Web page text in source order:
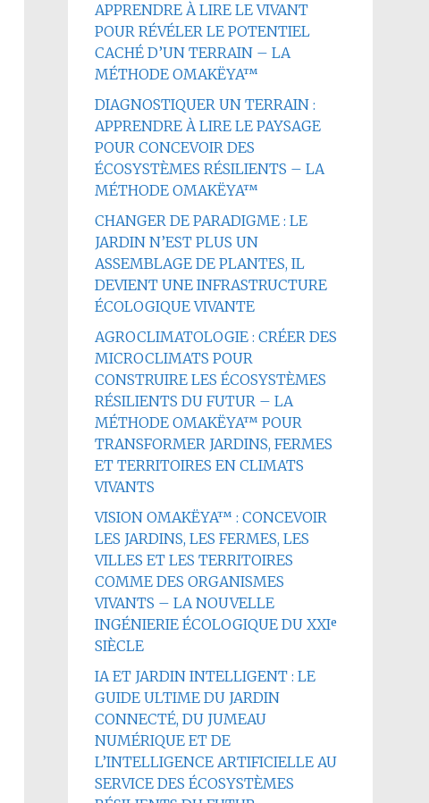
APPRENDRE À LIRE LE VIVANT
POUR RÉVÉLER LE POTENTIEL
CACHÉ D’UN TERRAIN – LA
MÉTHODE OMAKËYA™
DIAGNOSTIQUER UN TERRAIN :
APPRENDRE À LIRE LE PAYSAGE
POUR CONCEVOIR DES
ÉCOSYSTÈMES RÉSILIENTS – LA
MÉTHODE OMAKËYA™
CHANGER DE PARADIGME : LE
JARDIN N’EST PLUS UN
ASSEMBLAGE DE PLANTES, IL
DEVIENT UNE INFRASTRUCTURE
ÉCOLOGIQUE VIVANTE
AGROCLIMATOLOGIE : CRÉER DES
MICROCLIMATS POUR
CONSTRUIRE LES ÉCOSYSTÈMES
RÉSILIENTS DU FUTUR – LA
MÉTHODE OMAKËYA™ POUR
TRANSFORMER JARDINS, FERMES
ET TERRITOIRES EN CLIMATS
VIVANTS
VISION OMAKËYA™ : CONCEVOIR
LES JARDINS, LES FERMES, LES
VILLES ET LES TERRITOIRES
COMME DES ORGANISMES
VIVANTS – LA NOUVELLE
INGÉNIERIE ÉCOLOGIQUE DU XXIᵉ
SIÈCLE
IA ET JARDIN INTELLIGENT : LE
GUIDE ULTIME DU JARDIN
CONNECTÉ, DU JUMEAU
NUMÉRIQUE ET DE
L’INTELLIGENCE ARTIFICIELLE AU
SERVICE DES ÉCOSYSTÈMES